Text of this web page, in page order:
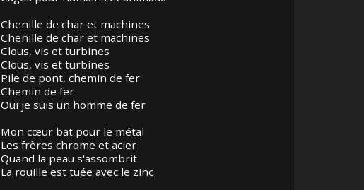
Chenille de char et machines
Chenille de char et machines
Clous, vis et turbines
Clous, vis et turbines
Pile de pont, chemin de fer
Chemin de fer
Oui je suis un homme de fer
Mon cœur bat pour le métal
Les frères chrome et acier
Quand la peau s'assombrit
La rouille est tuée avec le zinc